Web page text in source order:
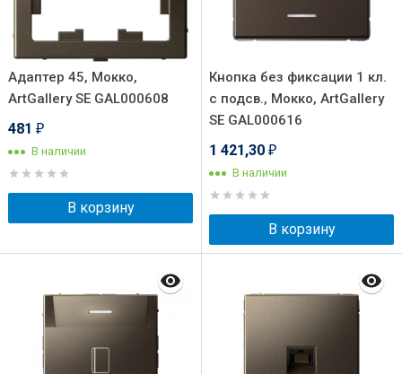
Адаптер 45, Мокко,
ArtGallery SE GAL000608
481 ₽
В наличии
В корзину
Кнопка без фиксации 1 кл.
с подсв., Мокко, ArtGallery
SE GAL000616
1 421,30 ₽
В наличии
В корзину